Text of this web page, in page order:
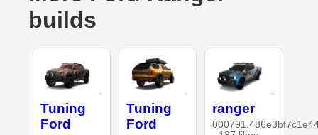
builds
Tuning
Ford
Tuning
Ford
ranger